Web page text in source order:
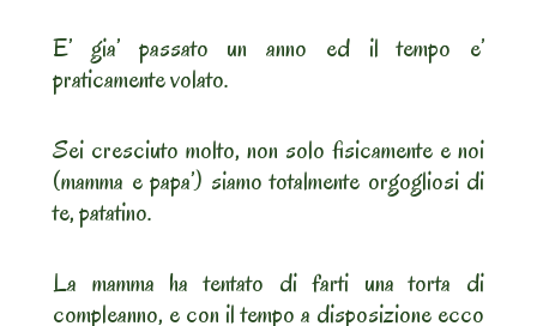
E’ gia’ passato un anno ed il tempo e’
praticamente volato.
Sei cresciuto molto, non solo fisicamente e noi
(mamma e papa’) siamo totalmente orgogliosi di
te, patatino.
La mamma ha tentato di farti una torta di
compleanno, e con il tempo a disposizione ecco